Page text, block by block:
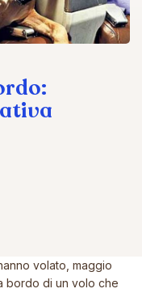
volato, maggio
bordo di un volo che